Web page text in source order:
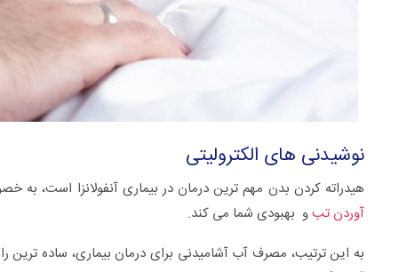
نوشیدنی های الکترولیتی
هیدراته کردن بدن مهم ترین درمان در بیماری آنفولانزا است،
آوردن تبو بهبودی شما می کند.
به این ترتیب، مصرف آب آشامیدنی برای درمان بیماری، ساده